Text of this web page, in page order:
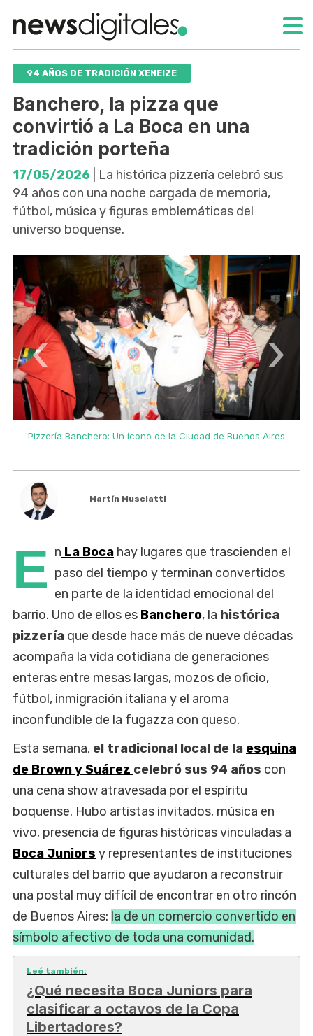
94 AÑOS DE TRADICIÓN XENEIZE
Banchero, la pizza que
convirtió a La Boca en una
tradición porteña
17/05/2026 | La histórica pizzería celebró sus
94 años con una noche cargada de memoria,
fútbol, música y figuras emblemáticas del
universo boquense.
Pizzería Banchero: Un ícono de la Ciudad de Buenos Aires
‹ ›
Martín Musciatti
E n La Boca hay lugares que trascienden el
paso del tiempo y terminan convertidos
en parte de la identidad emocional del
barrio. Uno de ellos es Banchero, la histórica
pizzería que desde hace más de nueve décadas
acompaña la vida cotidiana de generaciones
enteras entre mesas largas, mozos de oficio,
fútbol, inmigración italiana y el aroma
inconfundible de la fugazza con queso.
Esta semana, el tradicional local de la esquina
de Brown y Suárez celebró sus 94 años con
una cena show atravesada por el espíritu
boquense. Hubo artistas invitados, música en
vivo, presencia de figuras históricas vinculadas a
Boca Juniors y representantes de instituciones
culturales del barrio que ayudaron a reconstruir
una postal muy difícil de encontrar en otro rincón
de Buenos Aires: la de un comercio convertido en
símbolo afectivo de toda una comunidad.
Leé también:
¿Qué necesita Boca Juniors para
clasificar a octavos de la Copa
Libertadores?